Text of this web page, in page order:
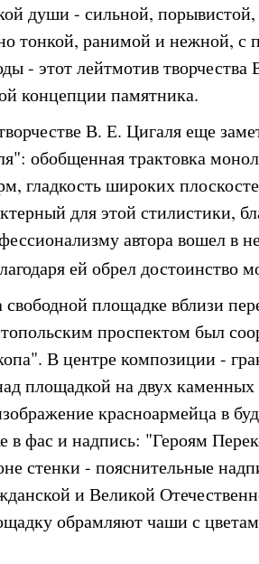
души - сильной,
тонкой, ранимой и нежной, с
- этот лейтмотив творчества
концепции памятника.
В. Е. Цигаля еще
обобщенная трактовка
гладкость широких
для этой стилистики,
автора вошел в
ей обрел достоинство
свободной площадке вблизи
проспектом был
В центре композиции -
площадкой на двух
красноармейца в
в фас и надпись: "Героям
стенки - пояснительные
и Великой
обрамляют чаши с